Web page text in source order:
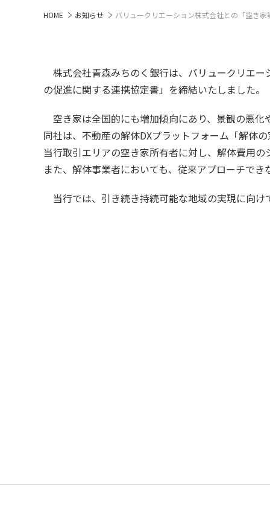
HOME お知らせ バリュークリエーション株式会社との「空き
株式会社青森みちのく銀行は、バリュークリエ
の促進に関する連携協定書」を締結いたしました。
空き家は全国的にも増加傾向にあり、景観の悪
同社は、不動産の解体DXプラットフォーム「解体
当行取引エリアの空き家所有者に対し、解体費用
また、解体事業者においても、従来アプローチで
当行では、引き続き持続可能な地域の実現に向